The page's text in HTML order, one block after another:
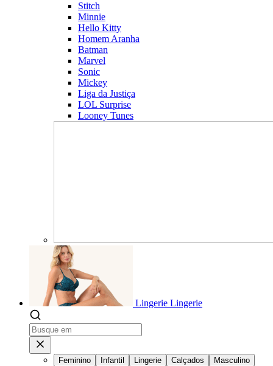
Stitch
Minnie
Hello Kitty
Homem Aranha
Batman
Marvel
Sonic
Mickey
Liga da Justiça
LOL Surprise
Looney Tunes
Lingerie Lingerie
Feminino Infantil Lingerie Calçados
Masculino